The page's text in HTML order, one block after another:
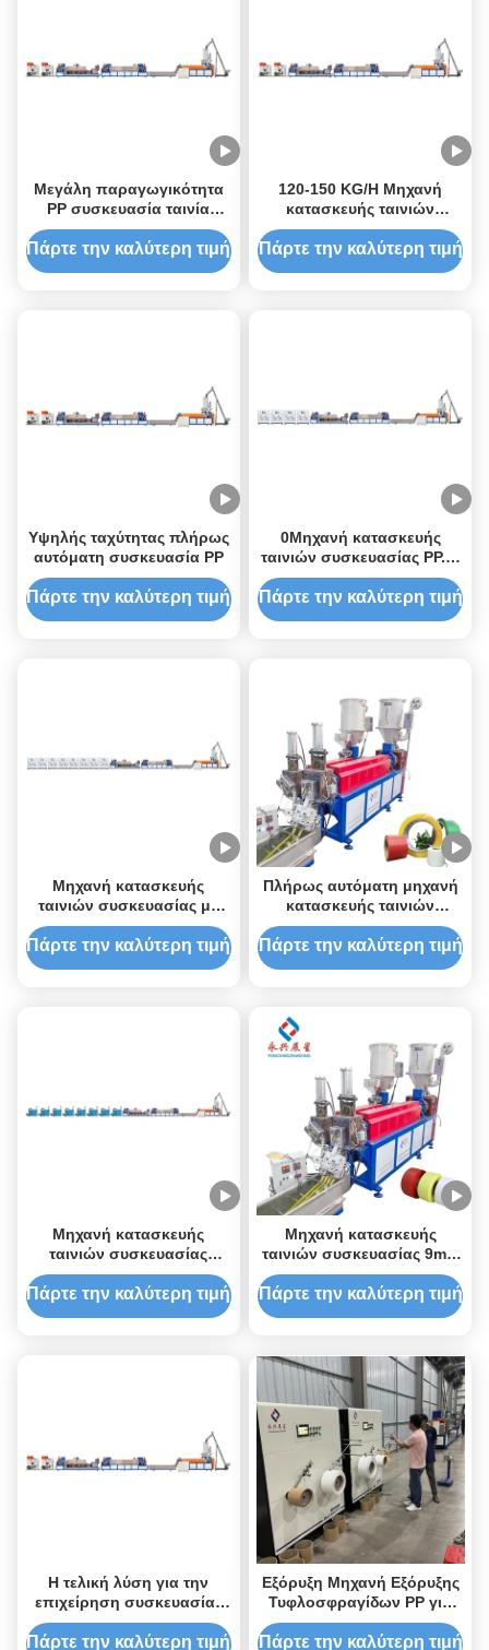
Μεγάλη παραγωγικότητα
PP συσκευασία ταινία
κατασκευής μηχανή 22kw
Δύναμη και ενεργειακή
Πάρτε την καλύτερη τιμή
120-150 KG/H Μηχανή
κατασκευής ταινιών
συσκευασίας PP με δίδυμη
βίδα
Πάρτε την καλύτερη τιμή
Υψηλής ταχύτητας πλήρως
αυτόματη συσκευασία PP
Πάρτε την καλύτερη τιμή
0Μηχανή κατασκευής
ταινιών συσκευασίας PP.4-
1.2mm
Πάρτε την καλύτερη τιμή
Μηχανή κατασκευής
ταινιών συσκευασίας με
διπλή βίδα PP, Μηχανή
κατασκευής ταινιών
συσκευασίας με πλαστικό
Πάρτε την καλύτερη τιμή
Πλήρως αυτόματη μηχανή
κατασκευής ταινιών
συσκευασίας PP διπλής
βίδες
Πάρτε την καλύτερη τιμή
Μηχανή κατασκευής
ταινιών συσκευασίας
διπλής βίδες, μηχανή
εξάντλησης ταινιών PP
Πάρτε την καλύτερη τιμή
Μηχανή κατασκευής
ταινιών συσκευασίας 9mm
Twin Screw PP
Πάρτε την καλύτερη τιμή
Η τελική λύση για την
επιχείρηση συσκευασίας
σας
Πάρτε την καλύτερη τιμή
Εξόρυξη Μηχανή Εξόρυξης
Τυφλοσφραγίδων PP για
Βιομηχανικά
Εγκαταστήματα
Πάρτε την καλύτερη τιμή